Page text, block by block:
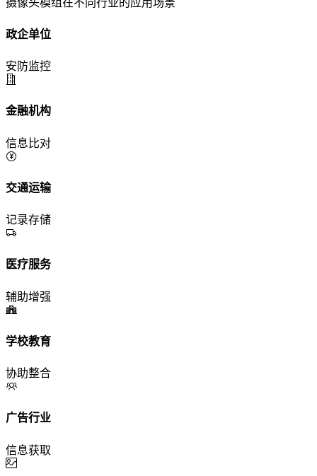
政企单位
安防监控
金融机构
信息比对
交通运输
记录存储
医疗服务
辅助增强
学校教育
协助整合
广告行业
信息获取